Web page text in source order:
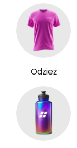
Odzież